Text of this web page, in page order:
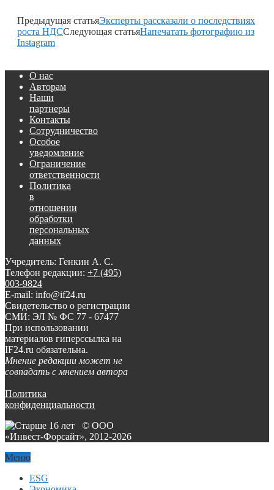
Предыдущая статьяЭксперты рассказали о последствиях
роста НДССледующая статьяНапечатать фотографию из
Instagram
О нас
Авторам
Наши
партнеры
Контакты
Сотрудничество
Особое
уведомление
Ограничение
ответственности
Политика
в
отношении
обработки
персональных
данных
Учредитель: Генкин А. С.
Телефон редакции: +7 (495)
003-9824
E-mail: info@if24.ru
Свидетельство о регистрации
СМИ: ЭЛ № ФС 77 - 67477
При использовании
материалов гиперссылка на
IF24.ru обязательна.
Мнение редакции может не
совпадать с мнением автора
Политика
конфиденциальности
© ООО
«Инвест-Форсайт», 2012-2026
Меню
ESG